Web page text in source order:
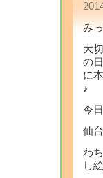
み
大
の
に
♪
今
仙
わ
し